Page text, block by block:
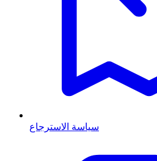
سياسة الاسترجاع